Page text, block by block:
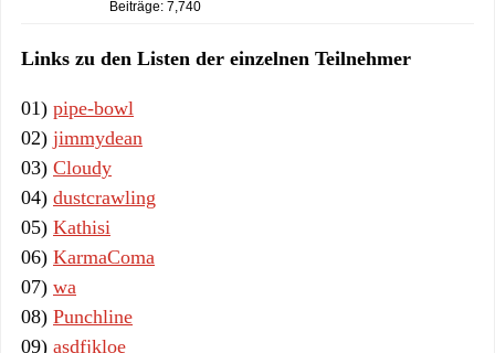
Beiträge: 7,740
Links zu den Listen der einzelnen Teilnehmer
01) pipe-bowl
02) jimmydean
03) Cloudy
04) dustcrawling
05) Kathisi
06) KarmaComa
07) wa
08) Punchline
09) asdfjkloe